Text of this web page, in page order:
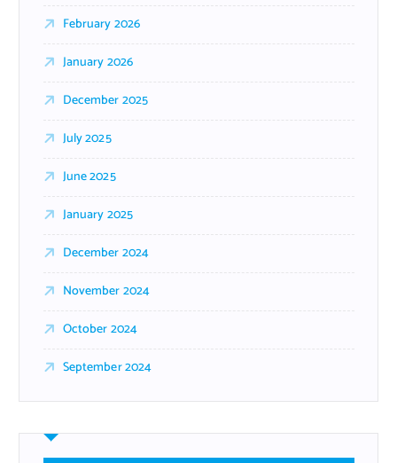
February 2026
January 2026
December 2025
July 2025
June 2025
January 2025
December 2024
November 2024
October 2024
September 2024